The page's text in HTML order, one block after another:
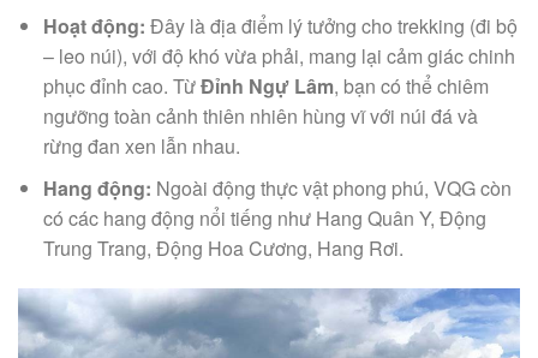
Hoạt động: Đây là địa điểm lý tưởng cho trekking (đi bộ
– leo núi), với độ khó vừa phải, mang lại cảm giác chinh
phục đỉnh cao. TừĐỉnh Ngự Lâm, bạn có thể chiêm
ngưỡng toàn cảnh thiên nhiên hùng vĩ với núi đá và
rừng đan xen lẫn nhau.
Hang động: Ngoài động thực vật phong phú, VQG còn
có các hang động nổi tiếng như Hang Quân Y, Động
Trung Trang, Động Hoa Cương, Hang Rơi.